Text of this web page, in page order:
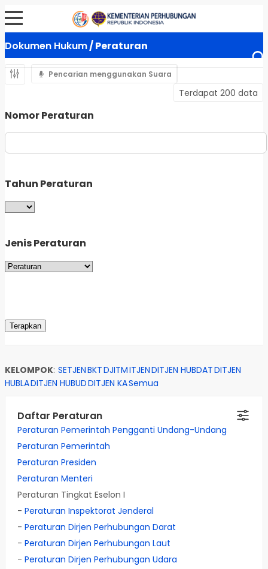
Dokumen Hukum/ Peraturan
Pencarian menggunakan Suara
Terdapat 200 data
Nomor Peraturan
Tahun Peraturan
Jenis Peraturan
KELOMPOK: SETJENBKTDJITMITJENDITJEN HUBDATDITJEN
HUBLADITJEN HUBUDDITJEN KASemua
Daftar Peraturan
Peraturan Pemerintah Pengganti Undang-Undang
Peraturan Pemerintah
Peraturan Presiden
Peraturan Menteri
Peraturan Tingkat Eselon I
- Peraturan Inspektorat Jenderal
- Peraturan Dirjen Perhubungan Darat
- Peraturan Dirjen Perhubungan Laut
- Peraturan Dirjen Perhubungan Udara